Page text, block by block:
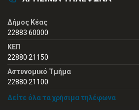
Δήμος Κέας
22883 60000
ΚΕΠ
22880 21150
Αστυνομικό Τμήμα
22880 21100
Δείτε όλα τα χρήσιμα τηλέφωνα